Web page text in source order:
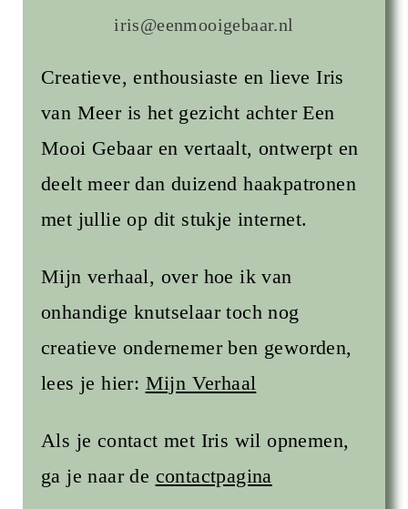
iris@eenmooigebaar.nl
Creatieve, enthousiaste en lieve Iris
van Meer is het gezicht achter Een
Mooi Gebaar en vertaalt, ontwerpt en
deelt meer dan duizend haakpatronen
met jullie op dit stukje internet.
Mijn verhaal, over hoe ik van
onhandige knutselaar toch nog
creatieve ondernemer ben geworden,
lees je hier: Mijn Verhaal
Als je contact met Iris wil opnemen,
ga je naar de contactpagina